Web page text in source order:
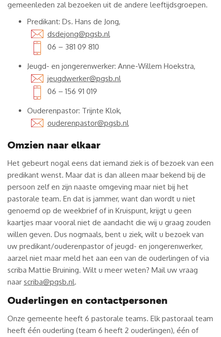
gemeenleden zal bezoeken uit de andere leeftijdsgroepen.
Predikant: Ds. Hans de Jong,
dsdejong@pgsb.nl
06 – 381 09 810
Jeugd- en jongerenwerker: Anne-Willem Hoekstra,
jeugdwerker@pgsb.nl
06 – 156 91 019
Ouderenpastor: Trijnte Klok,
ouderenpastor@pgsb.nl
Omzien naar elkaar
Het gebeurt nogal eens dat iemand ziek is of bezoek van een
predikant wenst. Maar dat is dan alleen maar bekend bij de
persoon zelf en zijn naaste omgeving maar niet bij het
pastorale team. En dat is jammer, want dan wordt u niet
genoemd op de weekbrief of in Kruispunt, krijgt u geen
kaartjes maar vooral niet de aandacht die wij u graag zouden
willen geven. Dus nogmaals, bent u ziek, wilt u bezoek van
uw predikant/ouderenpastor of jeugd- en jongerenwerker,
aarzel niet maar meld het aan een van de ouderlingen of via
scriba Mattie Bruining. Wilt u meer weten? Mail uw vraag
naar scriba@pgsb.nl.
Ouderlingen en contactpersonen
Onze gemeente heeft 6 pastorale teams. Elk pastoraal team
heeft één ouderling (team 6 heeft 2 ouderlingen), één of